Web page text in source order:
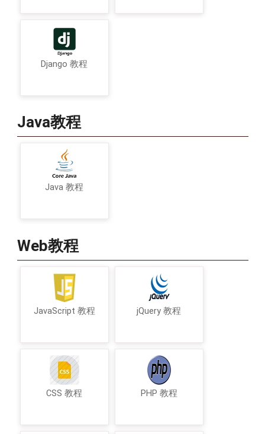
Django 教程
Java教程
Java 教程
Web教程
JavaScript 教程 jQuery 教程
CSS 教程 PHP 教程